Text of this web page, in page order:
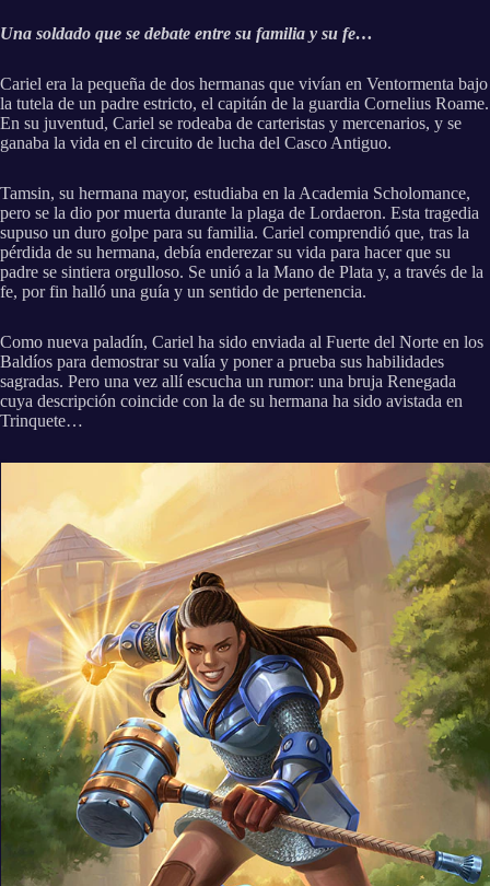
Una soldado que se debate entre su familia y su fe…
Cariel era la pequeña de dos hermanas que vivían en Ventormenta bajo
la tutela de un padre estricto, el capitán de la guardia Cornelius Roame.
En su juventud, Cariel se rodeaba de carteristas y mercenarios, y se
ganaba la vida en el circuito de lucha del Casco Antiguo.
Tamsin, su hermana mayor, estudiaba en la Academia Scholomance,
pero se la dio por muerta durante la plaga de Lordaeron. Esta tragedia
supuso un duro golpe para su familia. Cariel comprendió que, tras la
pérdida de su hermana, debía enderezar su vida para hacer que su
padre se sintiera orgulloso. Se unió a la Mano de Plata y, a través de la
fe, por fin halló una guía y un sentido de pertenencia.
Como nueva paladín, Cariel ha sido enviada al Fuerte del Norte en los
Baldíos para demostrar su valía y poner a prueba sus habilidades
sagradas. Pero una vez allí escucha un rumor: una bruja Renegada
cuya descripción coincide con la de su hermana ha sido avistada en
Trinquete…